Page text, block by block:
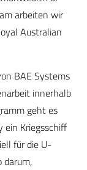
arbeiten wir
Australian
BAE Systems
innerhalb
geht es
ein Kriegsschiff
für die U-
darum,